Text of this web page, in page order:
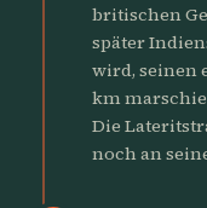
britischen
später
wird, seinen
km
Die
noch an